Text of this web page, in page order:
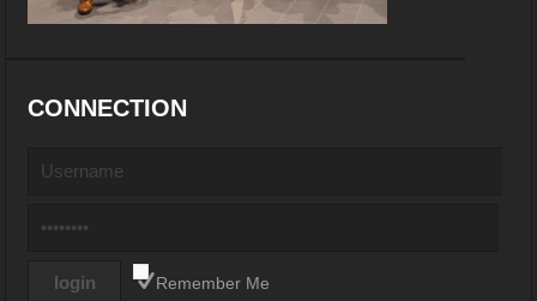
CONNECTION
Remember Me